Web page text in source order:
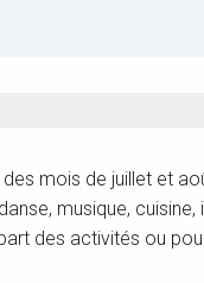
mois de juillet et
musique,
des activités ou